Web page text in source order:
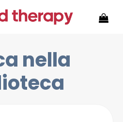
nella